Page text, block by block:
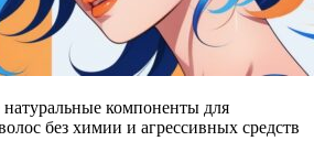
компоненты для
без химии и агрессивных средств